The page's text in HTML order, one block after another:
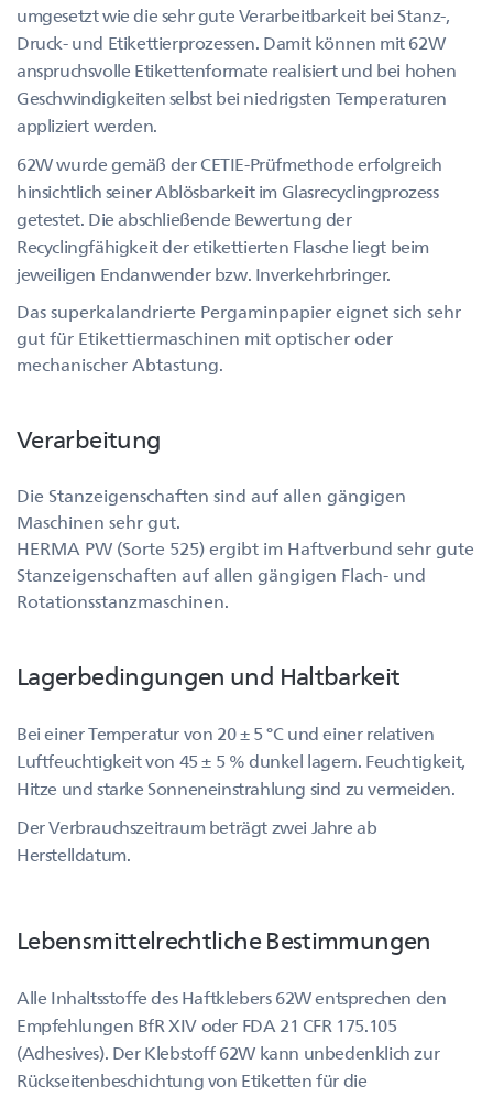
umgesetzt wie die sehr gute Verarbeitbarkeit bei Stanz-,
Druck- und Etikettierprozessen. Damit können mit 62W
anspruchsvolle Etikettenformate realisiert und bei hohen
Geschwindigkeiten selbst bei niedrigsten Temperaturen
appliziert werden.
62W wurde gemäß der CETIE-Prüfmethode erfolgreich
hinsichtlich seiner Ablösbarkeit im Glasrecyclingprozess
getestet. Die abschließende Bewertung der
Recyclingfähigkeit der etikettierten Flasche liegt beim
jeweiligen Endanwender bzw. Inverkehrbringer.
Das superkalandrierte Pergaminpapier eignet sich sehr
gut für Etikettiermaschinen mit optischer oder
mechanischer Abtastung.
Verarbeitung
Die Stanzeigenschaften sind auf allen gängigen
Maschinen sehr gut.
HERMA PW (Sorte 525) ergibt im Haftverbund sehr gute
Stanzeigenschaften auf allen gängigen Flach- und
Rotationsstanzmaschinen.
Lagerbedingungen und Haltbarkeit
Bei einer Temperatur von 20 ± 5 °C und einer relativen
Luftfeuchtigkeit von 45 ± 5 % dunkel lagern. Feuchtigkeit,
Hitze und starke Sonneneinstrahlung sind zu vermeiden.
Der Verbrauchszeitraum beträgt zwei Jahre ab
Herstelldatum.
Lebensmittelrechtliche Bestimmungen
Alle Inhaltsstoffe des Haftklebers 62W entsprechen den
Empfehlungen BfR XIV oder FDA 21 CFR 175.105
(Adhesives). Der Klebstoff 62W kann unbedenklich zur
Rückseitenbeschichtung von Etiketten für die